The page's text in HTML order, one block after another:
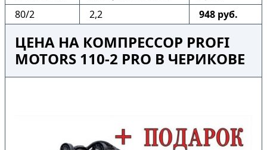
80/2
2,2 948 руб.
ЦЕНА НА КОМПРЕССОР PROFI
MOTORS 110-2 PRO В ЧЕРИКОВЕ